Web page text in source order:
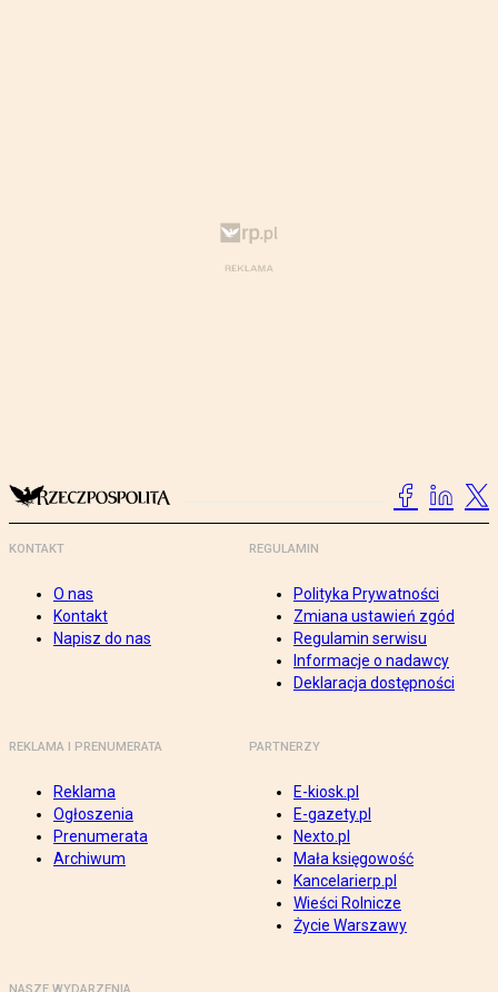
KONTAKT
O nas
Kontakt
Napisz do nas
REGULAMIN
Polityka Prywatności
Zmiana ustawień zgód
Regulamin serwisu
Informacje o nadawcy
Deklaracja dostępności
REKLAMA I PRENUMERATA
Reklama
Ogłoszenia
Prenumerata
Archiwum
PARTNERZY
E-kiosk.pl
E-gazety.pl
Nexto.pl
Mała księgowość
Kancelarierp.pl
Wieści Rolnicze
Życie Warszawy